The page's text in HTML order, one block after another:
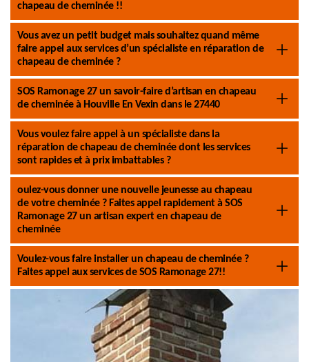
chapeau de cheminée !!
Vous avez un petit budget mais souhaitez quand même
faire appel aux services d’un spécialiste en réparation de
chapeau de cheminée ?
SOS Ramonage 27 un savoir-faire d’artisan en chapeau
de cheminée à Houville En Vexin dans le 27440
Vous voulez faire appel à un spécialiste dans la
réparation de chapeau de cheminée dont les services
sont rapides et à prix imbattables ?
oulez-vous donner une nouvelle jeunesse au chapeau
de votre cheminée ? Faites appel rapidement à SOS
Ramonage 27 un artisan expert en chapeau de
cheminée
Voulez-vous faire installer un chapeau de cheminée ?
Faites appel aux services de SOS Ramonage 27!!